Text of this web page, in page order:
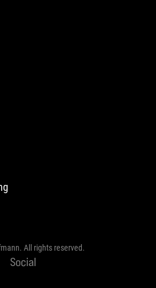
All rights reserved.
Social